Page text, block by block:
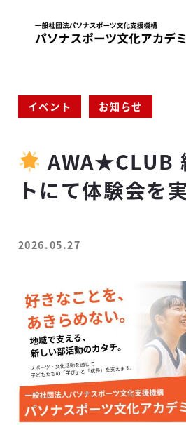
WHAT
JOIN
AWA★CLUB
トにて体験会を
投稿日
2026.05.27
カテゴリー
イベント カテゴリー
お知らせ